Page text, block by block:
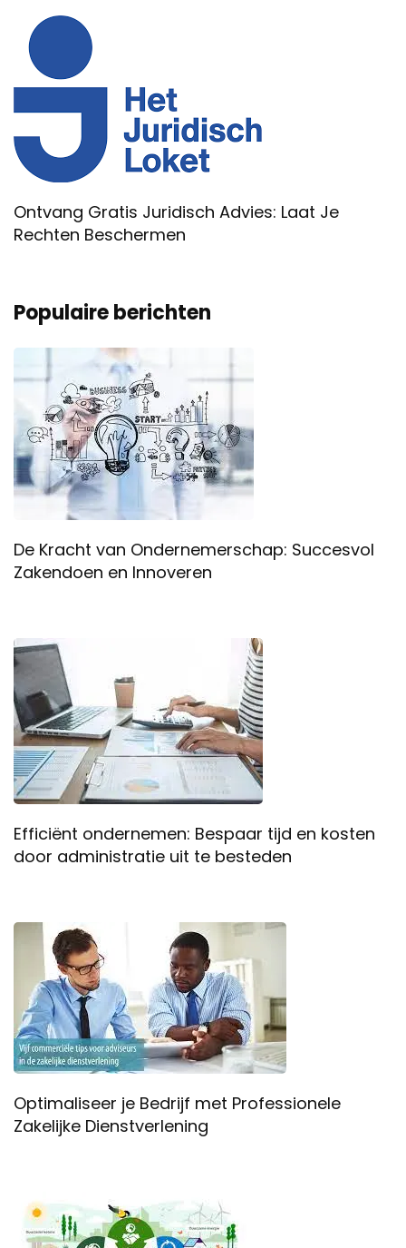
Ontvang Gratis Juridisch Advies: Laat Je
Rechten Beschermen
Populaire berichten
De Kracht van Ondernemerschap: Succesvol
Zakendoen en Innoveren
Efficiënt ondernemen: Bespaar tijd en kosten
door administratie uit te besteden
Optimaliseer je Bedrijf met Professionele
Zakelijke Dienstverlening